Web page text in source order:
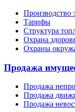
Производство
Тарифы
Структура
Охрана
Охраны
Продажа
Продажа
Продажа
Продажа